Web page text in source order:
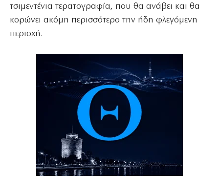
τσιμεντένια τερατογραφία, που θα ανάβει και θα
κορώνει ακόμη περισσότερο την ήδη φλεγόμενη
περιοχή.